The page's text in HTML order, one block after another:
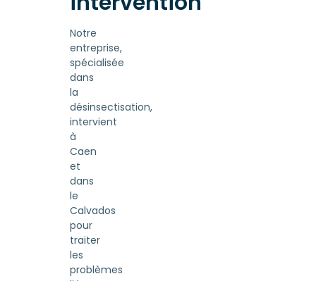
Notre
entreprise,
spécialisée
dans
la
désinsectisation,
intervient
à
Caen
et
dans
le
Calvados
pour
traiter
les
problèmes